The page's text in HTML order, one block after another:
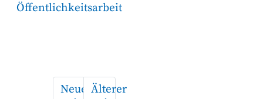
Öffentlichkeitsarbeit
NeuererÄlterer